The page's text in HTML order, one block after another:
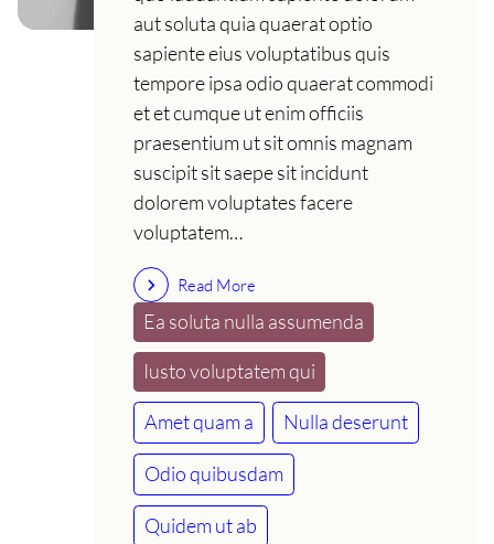
aut soluta quia quaerat optio
sapiente eius voluptatibus quis
tempore ipsa odio quaerat commodi
et et cumque ut enim officiis
praesentium ut sit omnis magnam
suscipit sit saepe sit incidunt
dolorem voluptates facere
voluptatem…
Read More
Ea soluta nulla assumenda
Iusto voluptatem qui
Amet quam a Nulla deserunt
Odio quibusdam
Quidem ut ab